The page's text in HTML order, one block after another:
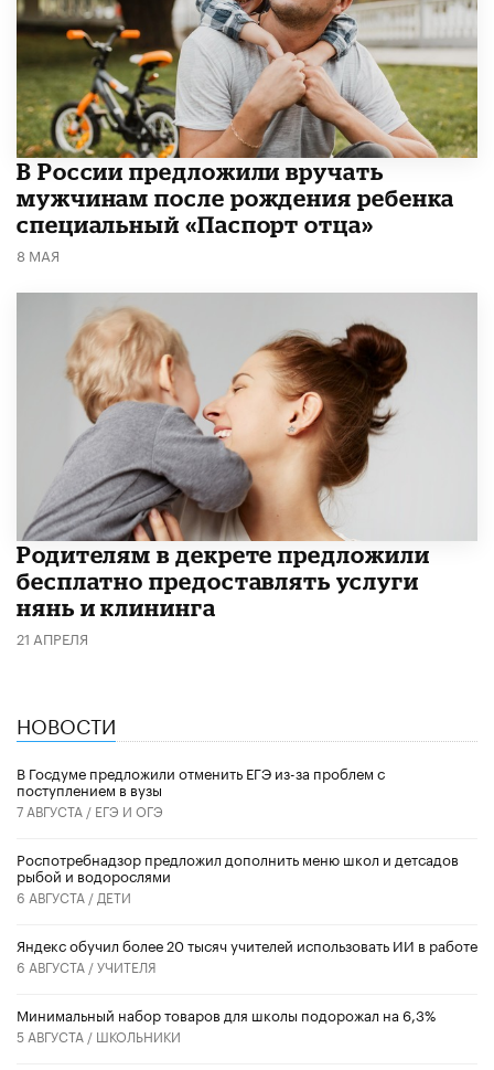
В России предложили вручать
мужчинам после рождения ребенка
специальный «Паспорт отца»
8 МАЯ
Родителям в декрете предложили
бесплатно предоставлять услуги
нянь и клининга
21 АПРЕЛЯ
НОВОСТИ
В Госдуме предложили отменить ЕГЭ из-за проблем с
поступлением в вузы
7 АВГУСТА / ЕГЭ И ОГЭ
Роспотребнадзор предложил дополнить меню школ и детсадов
рыбой и водорослями
6 АВГУСТА / ДЕТИ
​Яндекс обучил более 20 тысяч учителей использовать ИИ в работе
6 АВГУСТА /УЧИТЕЛЯ
Минимальный набор товаров для школы подорожал на 6,3%
5 АВГУСТА / ШКОЛЬНИКИ